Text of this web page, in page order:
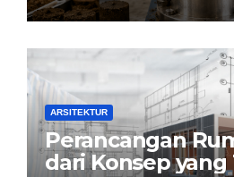
ARSITEKTUR
Perancangan
dari Konsep yang